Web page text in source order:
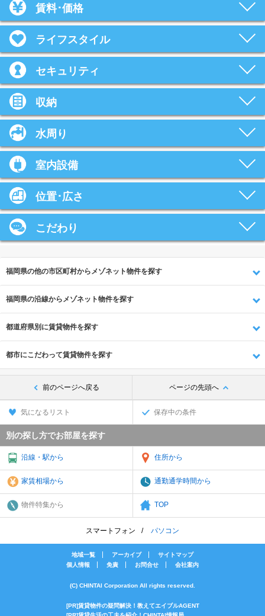
賃料･価格
ライフスタイル
セキュリティ
収納
水周り
室内設備
位置･広さ
こだわり
福岡県の他の市区町村からメゾネット物件を探す
福岡県の沿線からメゾネット物件を探す
都道府県別に賃貸物件を探す
都市にこだわって賃貸物件を探す
前のページへ戻る ページの先頭へ
気になるリスト 保存中の条件
別の探し方でお部屋を探す
沿線・駅から 住所から
家賃相場から 通勤通学時間から
物件特集から TOP
スマートフォン パソコン
地域一覧 アーカイブ
サイトマップ
個人情報
免責 お問合せ 会社案内
(C) CHINTAI Corporation All rights reserved.
[PR]賃貸物件の疑問解決！教えてエイブルAGENT